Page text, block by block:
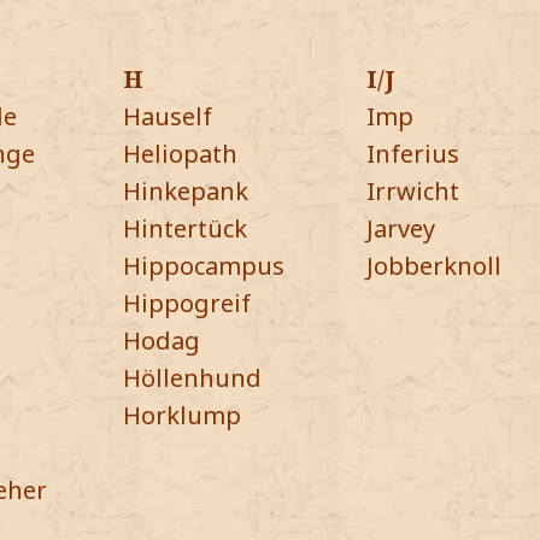
H
Hauself
Heliopath
Hinkepank
Hintertück
Hippocampus
Hippogreif
Hodag
Höllenhund
Horklump
I/J
Imp
Inferius
Irrwicht
Jarvey
Jobberknoll